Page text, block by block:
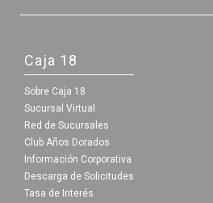
Caja 18
Sobre Caja 18
Sucursal Virtual
Red de Sucursales
Club Años Dorados
Información Corporativa
Descarga de Solicitudes
Tasa de Interés